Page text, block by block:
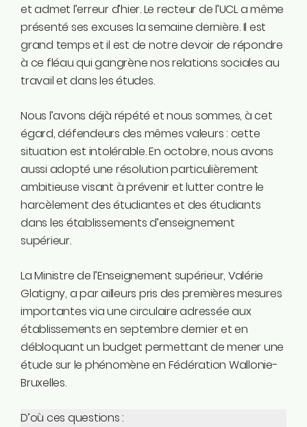
et admet l’erreur d’hier. Le recteur de l’UCL a même
présenté ses excuses la semaine dernière. Il est
grand temps et il est de notre devoir de répondre
à ce fléau qui gangrène nos relations sociales au
travail et dans les études.
Nous l’avons déjà répété et nous sommes, à cet
égard, défendeurs des mêmes valeurs : cette
situation est intolérable. En octobre, nous avons
aussi adopté une résolution particulièrement
ambitieuse visant à prévenir et lutter contre le
harcèlement des étudiantes et des étudiants
dans les établissements d’enseignement
supérieur.
La Ministre de l’Enseignement supérieur, Valérie
Glatigny, a par ailleurs pris des premières mesures
importantes via une circulaire adressée aux
établissements en septembre dernier et en
débloquant un budget permettant de mener une
étude sur le phénomène en Fédération Wallonie-
Bruxelles.
D’où ces questions :